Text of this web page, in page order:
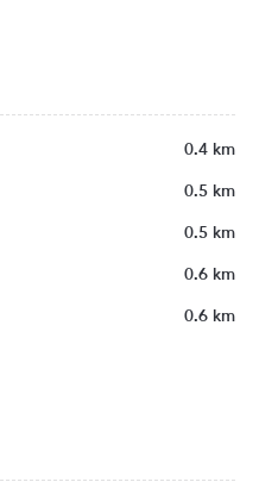
0.4 km
0.5 km
0.5 km
0.6 km
0.6 km